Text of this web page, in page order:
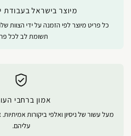
מיוצר בישראל בעבודת
כל פריט מיוצר לפי הזמנה על ידי הצוות
תשומת לב לכל
אמון ברחבי
מעל עשור של ניסיון ואלפי ביקורות
עליהם.